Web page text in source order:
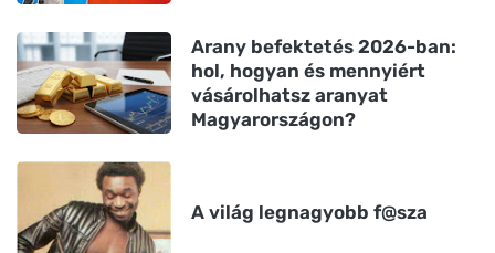
Arany befektetés 2026-ban:
hol, hogyan és mennyiért
vásárolhatsz aranyat
Magyarországon?
A világ legnagyobb f@sza